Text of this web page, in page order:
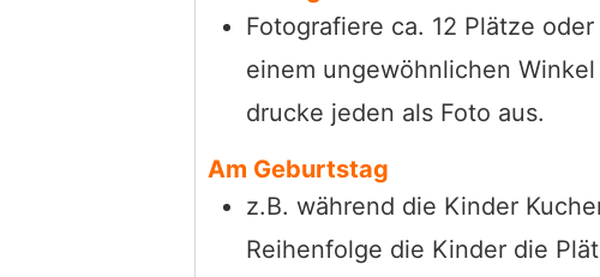
Fotografiere ca. 12 Plätze
einem ungewöhnlichen
drucke jeden als Foto aus.
Am Geburtstag
z.B. während die Kinder
Reihenfolge die Kinder die